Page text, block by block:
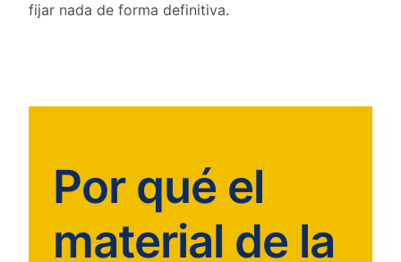
fijar nada de forma definitiva.
Por qué el
material de la